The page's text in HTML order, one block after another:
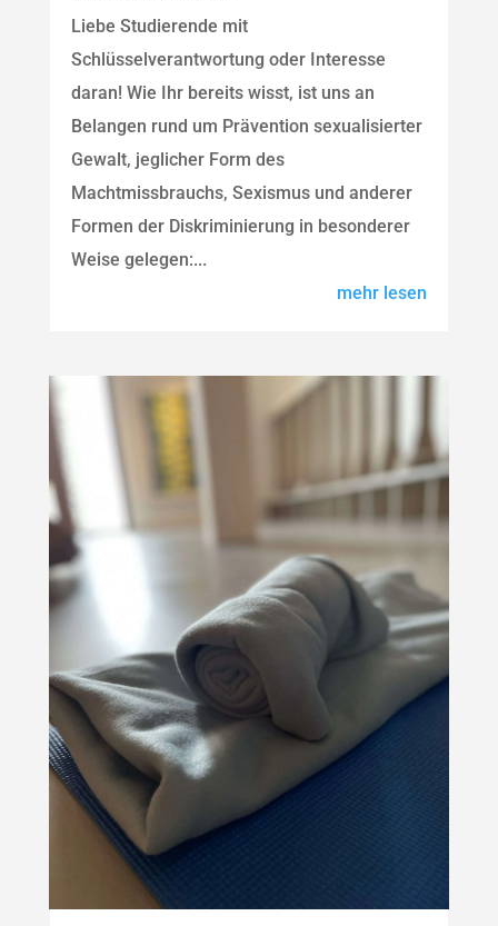
Liebe Studierende mit
Schlüsselverantwortung oder Interesse
daran! Wie Ihr bereits wisst, ist uns an
Belangen rund um Prävention sexualisierter
Gewalt, jeglicher Form des
Machtmissbrauchs, Sexismus und anderer
Formen der Diskriminierung in besonderer
Weise gelegen:...
mehr lesen